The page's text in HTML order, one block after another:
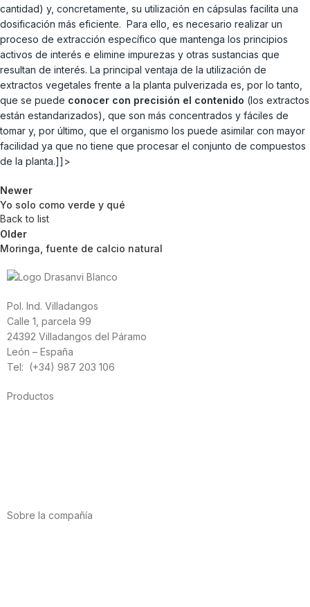
cantidad) y, concretamente, su utilización en cápsulas facilita una
dosificación más eficiente. Para ello, es necesario realizar un
proceso de extracción específico que mantenga los principios
activos de interés e elimine impurezas y otras sustancias que
resultan de interés. La principal ventaja de la utilización de
extractos vegetales frente a la planta pulverizada es, por lo tanto,
que se puede conocer con precisión el contenido (los extractos
están estandarizados), que son más concentrados y fáciles de
tomar y, por último, que el organismo los puede asimilar con mayor
facilidad ya que no tiene que procesar el conjunto de compuestos
de la planta.]]>
Newer
Yo solo como verde y qué
Back to list
Older
Moringa, fuente de calcio natural
Pol. Ind. Villadangos
Calle 1, parcela 99
24392 Villadangos del Páramo
León – España
Tel: (+34) 987 203 106
Productos
Sobre la compañía